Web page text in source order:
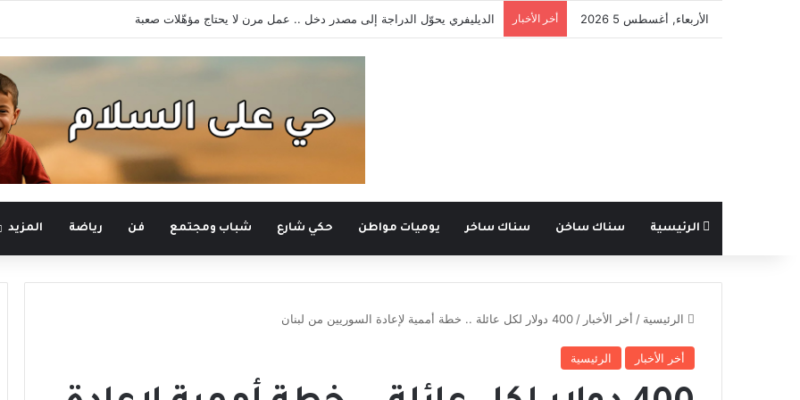
الأربعاء, أغسطس 5 2026 أخر الأخبار إلغاء الاحتفالات بالأعياد المسيحية في صيدنايا للمطالبة بالإفراج عن المعتقلين
الرئيسية سناك ساخن سناك ساخر يوميات مواطن حكي شارع شباب ومجتمع فن رياضة المزيد
الرئيسية / أخر الأخبار / 400 دولار لكل عائلة .. خطة أممية لإعادة السوريين من لبنان
أخر الأخبار الرئيسية